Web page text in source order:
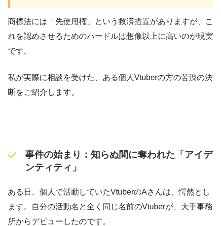
商標法には「先使用権」という救済措置がありますが、こ
れを認めさせるためのハードルは想像以上に高いのが現実
です。
私が実際に相談を受けた、ある個人Vtuberの方の苦渋の決
断をご紹介します。
事件の始まり：知らぬ間に奪われた「アイデ
ンティティ」
ある日、個人で活動していたVtuberのAさんは、愕然とし
ます。自分の活動名と全く同じ名前のVtuberが、大手事務
所からデビューしたのです。